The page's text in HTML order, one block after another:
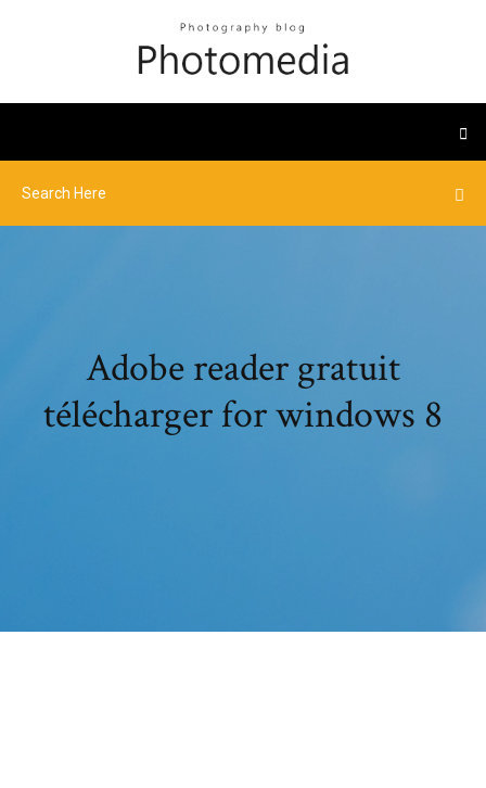
Adobe reader gratuit
télécharger for windows 8